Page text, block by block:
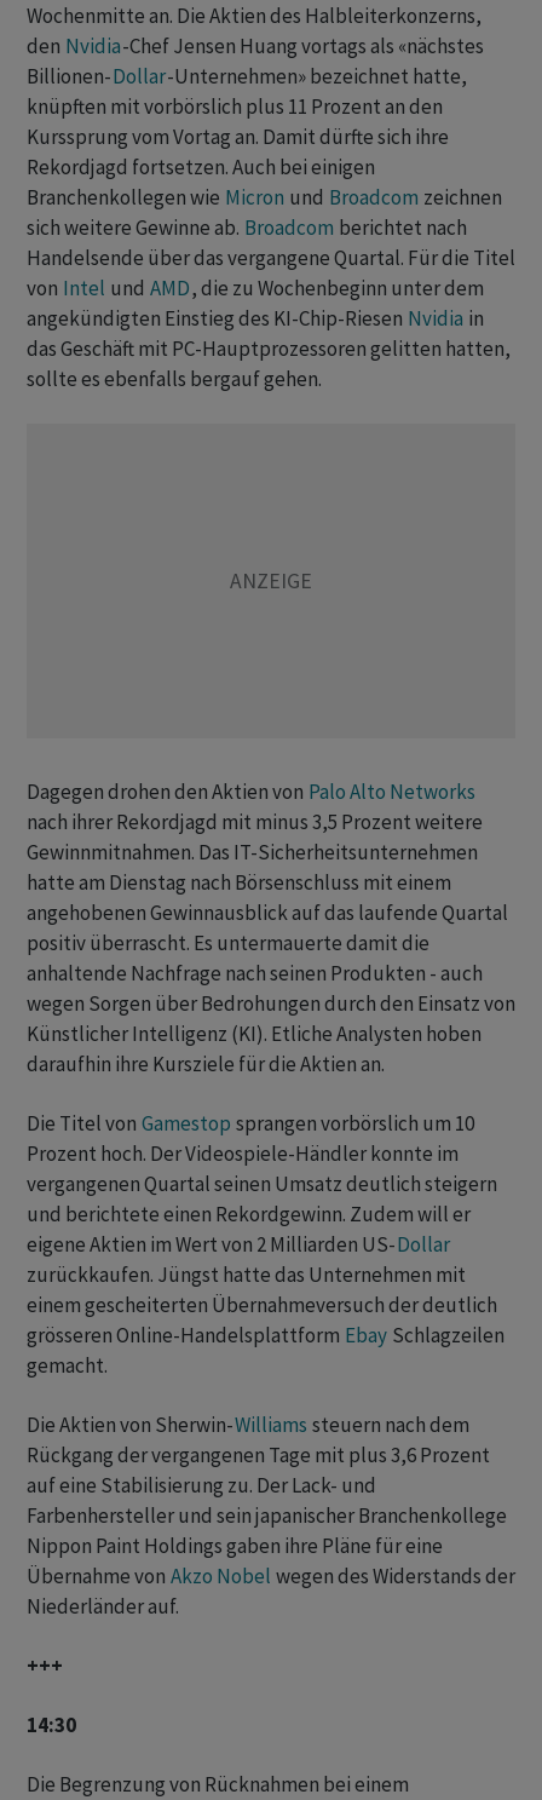
Wochenmitte an. Die Aktien des Halbleiterkonzerns,
den Nvidia-Chef Jensen Huang vortags als «nächstes
Billionen-Dollar-Unternehmen» bezeichnet hatte,
knüpften mit vorbörslich plus 11 Prozent an den
Kurssprung vom Vortag an. Damit dürfte sich ihre
Rekordjagd fortsetzen. Auch bei einigen
Branchenkollegen wie Micron und Broadcom zeichnen
sich weitere Gewinne ab. Broadcom berichtet nach
Handelsende über das vergangene Quartal. Für die Titel
von Intel und AMD, die zu Wochenbeginn unter dem
angekündigten Einstieg des KI-Chip-Riesen Nvidia in
das Geschäft mit PC-Hauptprozessoren gelitten hatten,
sollte es ebenfalls bergauf gehen.
Dagegen drohen den Aktien von Palo Alto Networks
nach ihrer Rekordjagd mit minus 3,5 Prozent weitere
Gewinnmitnahmen. Das IT-Sicherheitsunternehmen
hatte am Dienstag nach Börsenschluss mit einem
angehobenen Gewinnausblick auf das laufende Quartal
positiv überrascht. Es untermauerte damit die
anhaltende Nachfrage nach seinen Produkten - auch
wegen Sorgen über Bedrohungen durch den Einsatz von
Künstlicher Intelligenz (KI). Etliche Analysten hoben
daraufhin ihre Kursziele für die Aktien an.
Die Titel von Gamestop sprangen vorbörslich um 10
Prozent hoch. Der Videospiele-Händler konnte im
vergangenen Quartal seinen Umsatz deutlich steigern
und berichtete einen Rekordgewinn. Zudem will er
eigene Aktien im Wert von 2 Milliarden US-Dollar
zurückkaufen. Jüngst hatte das Unternehmen mit
einem gescheiterten Übernahmeversuch der deutlich
grösseren Online-Handelsplattform Ebay Schlagzeilen
gemacht.
Die Aktien von Sherwin-Williams steuern nach dem
Rückgang der vergangenen Tage mit plus 3,6 Prozent
auf eine Stabilisierung zu. Der Lack- und
Farbenhersteller und sein japanischer Branchenkollege
Nippon Paint Holdings gaben ihre Pläne für eine
Übernahme von Akzo Nobel wegen des Widerstands der
Niederländer auf.
+++
14:30
Die Begrenzung von Rücknahmen bei einem